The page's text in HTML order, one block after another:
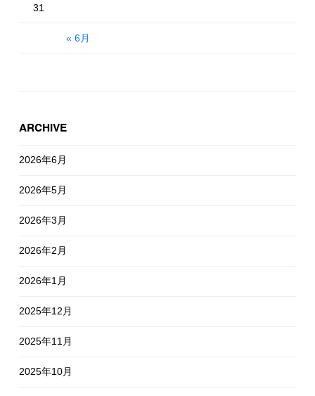
« 6月
31
ARCHIVE
2026年6月
2026年5月
2026年3月
2026年2月
2026年1月
2025年12月
2025年11月
2025年10月